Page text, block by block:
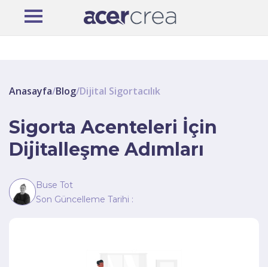
Anasayfa/Blog/Dijital Sigortacılık
Sigorta Acenteleri İçin
Dijitalleşme Adımları
Buse Tot
Son Güncelleme Tarihi :